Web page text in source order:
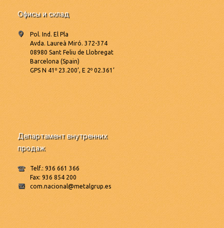
Офисы и склад
Pol. Ind. El Pla
Avda. Laureà Miró. 372-374
08980 Sant Feliu de Llobregat
Barcelona (Spain)
GPS N 41º 23.200’, E 2º 02.361’
Департамент внутренних
продаж
Telf.: 936 661 366
Fax: 936 854 200
com.nacional@metalgrup.es